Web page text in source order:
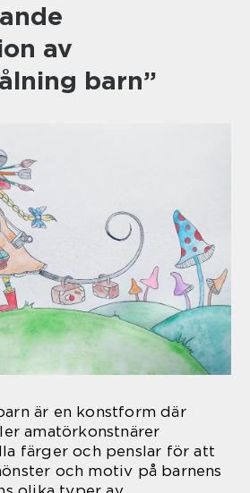
av
barn”
är en konstform där
amatörkonstnärer
färger och penslar för att
och motiv på barnens